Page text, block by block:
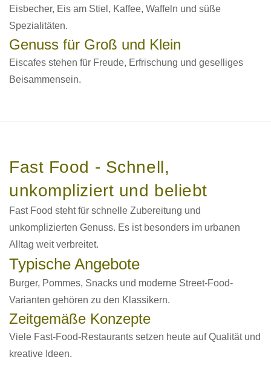
Eisbecher, Eis am Stiel, Kaffee, Waffeln und süße
Spezialitäten.
Genuss für Groß und Klein
Eiscafes stehen für Freude, Erfrischung und geselliges
Beisammensein.
Fast Food - Schnell,
unkompliziert und beliebt
Fast Food steht für schnelle Zubereitung und
unkomplizierten Genuss. Es ist besonders im urbanen
Alltag weit verbreitet.
Typische Angebote
Burger, Pommes, Snacks und moderne Street-Food-
Varianten gehören zu den Klassikern.
Zeitgemäße Konzepte
Viele Fast-Food-Restaurants setzen heute auf Qualität und
kreative Ideen.